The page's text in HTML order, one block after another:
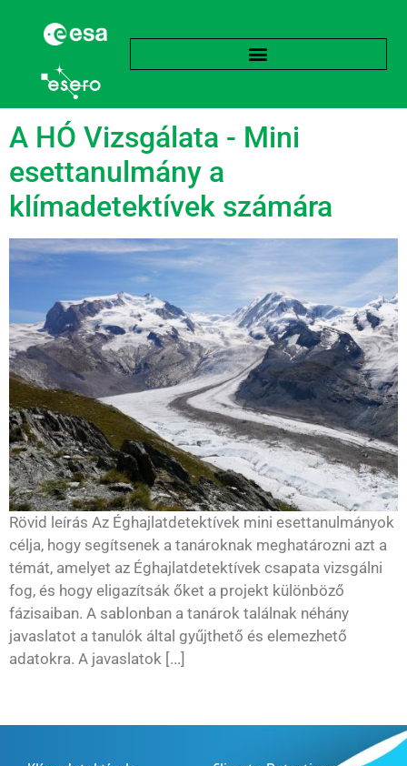
Címke:Hó
A HÓ Vizsgálata - Mini
esettanulmány a
klímadetektívek számára
Rövid leírás Az Éghajlatdetektívek mini esettanulmányok
célja, hogy segítsenek a tanároknak meghatározni azt a
témát, amelyet az Éghajlatdetektívek csapata vizsgálni
fog, és hogy eligazítsák őket a projekt különböző
fázisaiban. A sablonban a tanárok találnak néhány
javaslatot a tanulók által gyűjthető és elemezhető
adatokra. A javaslatok [...]